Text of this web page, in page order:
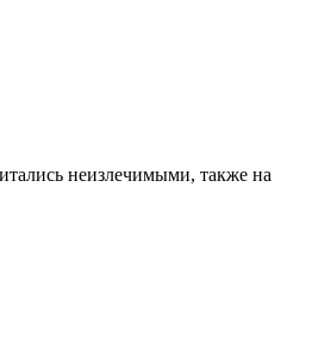
неизлечимыми, также на